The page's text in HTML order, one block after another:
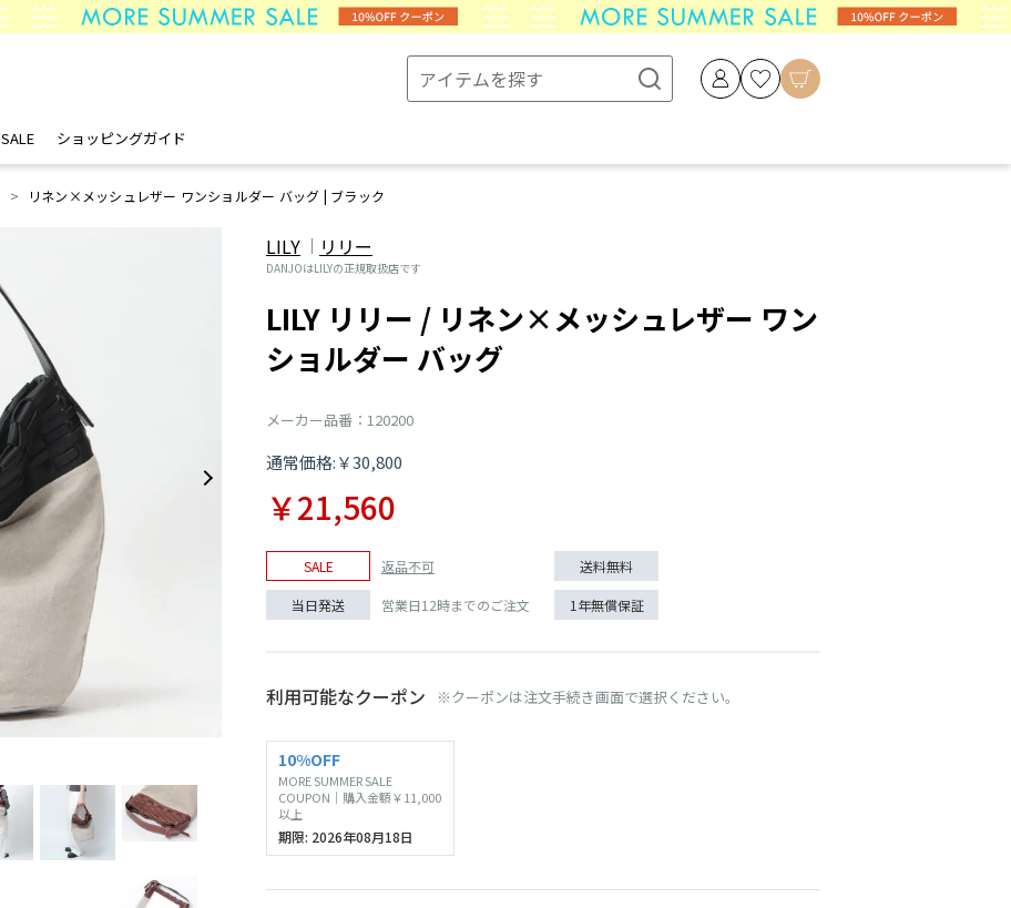
SALE ショッピングガイド
リネン×メッシュレザー ワンショルダー バッグ | ブラック
LILY リリー
DANJOはLILYの正規取扱店です
LILY リリー / リネン×メッシュレザー ワン
ショルダー バッグ
メーカー品番：120200
通常価格:￥30,800
￥21,560
SALE 返品不可 送料無料
当日発送 営業日12時までのご注文 1年無償保証
利用可能なクーポン ※クーポンは注文手続き画面で選択ください。
10%OFF
MORE SUMMER SALE
COUPON｜購入金額￥11,000
以上
期限: 2026年08月18日